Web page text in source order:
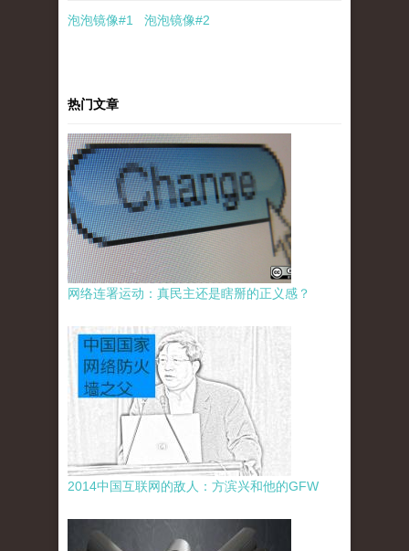
泡泡镜像#1 泡泡镜像#2
热门文章
网络连署运动：真民主还是瞎掰的正义感？
2014中国互联网的敌人：方滨兴和他的GFW